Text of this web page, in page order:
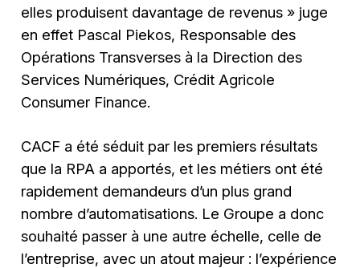
elles produisent davantage de revenus » juge
en effet Pascal Piekos, Responsable des
Opérations Transverses à la Direction des
Services Numériques, Crédit Agricole
Consumer Finance.
CACF a été séduit par les premiers résultats
que la RPA a apportés, et les métiers ont été
rapidement demandeurs d’un plus grand
nombre d’automatisations. Le Groupe a donc
souhaité passer à une autre échelle, celle de
l’entreprise, avec un atout majeur : l’expérience